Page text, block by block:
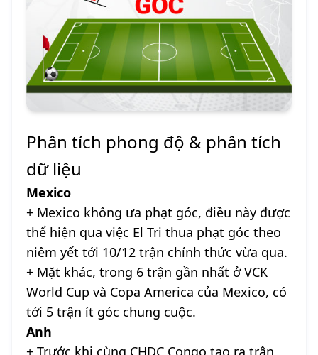
Phân tích phong độ & phân tích
dữ liệu
Mexico
+ Mexico không ưa phạt góc, điều này được
thể hiện qua việc El Tri thua phạt góc theo
niêm yết tới 10/12 trận chính thức vừa qua.
+ Mặt khác, trong 6 trận gần nhất ở VCK
World Cup và Copa America của Mexico, có
tới 5 trận ít góc chung cuộc.
Anh